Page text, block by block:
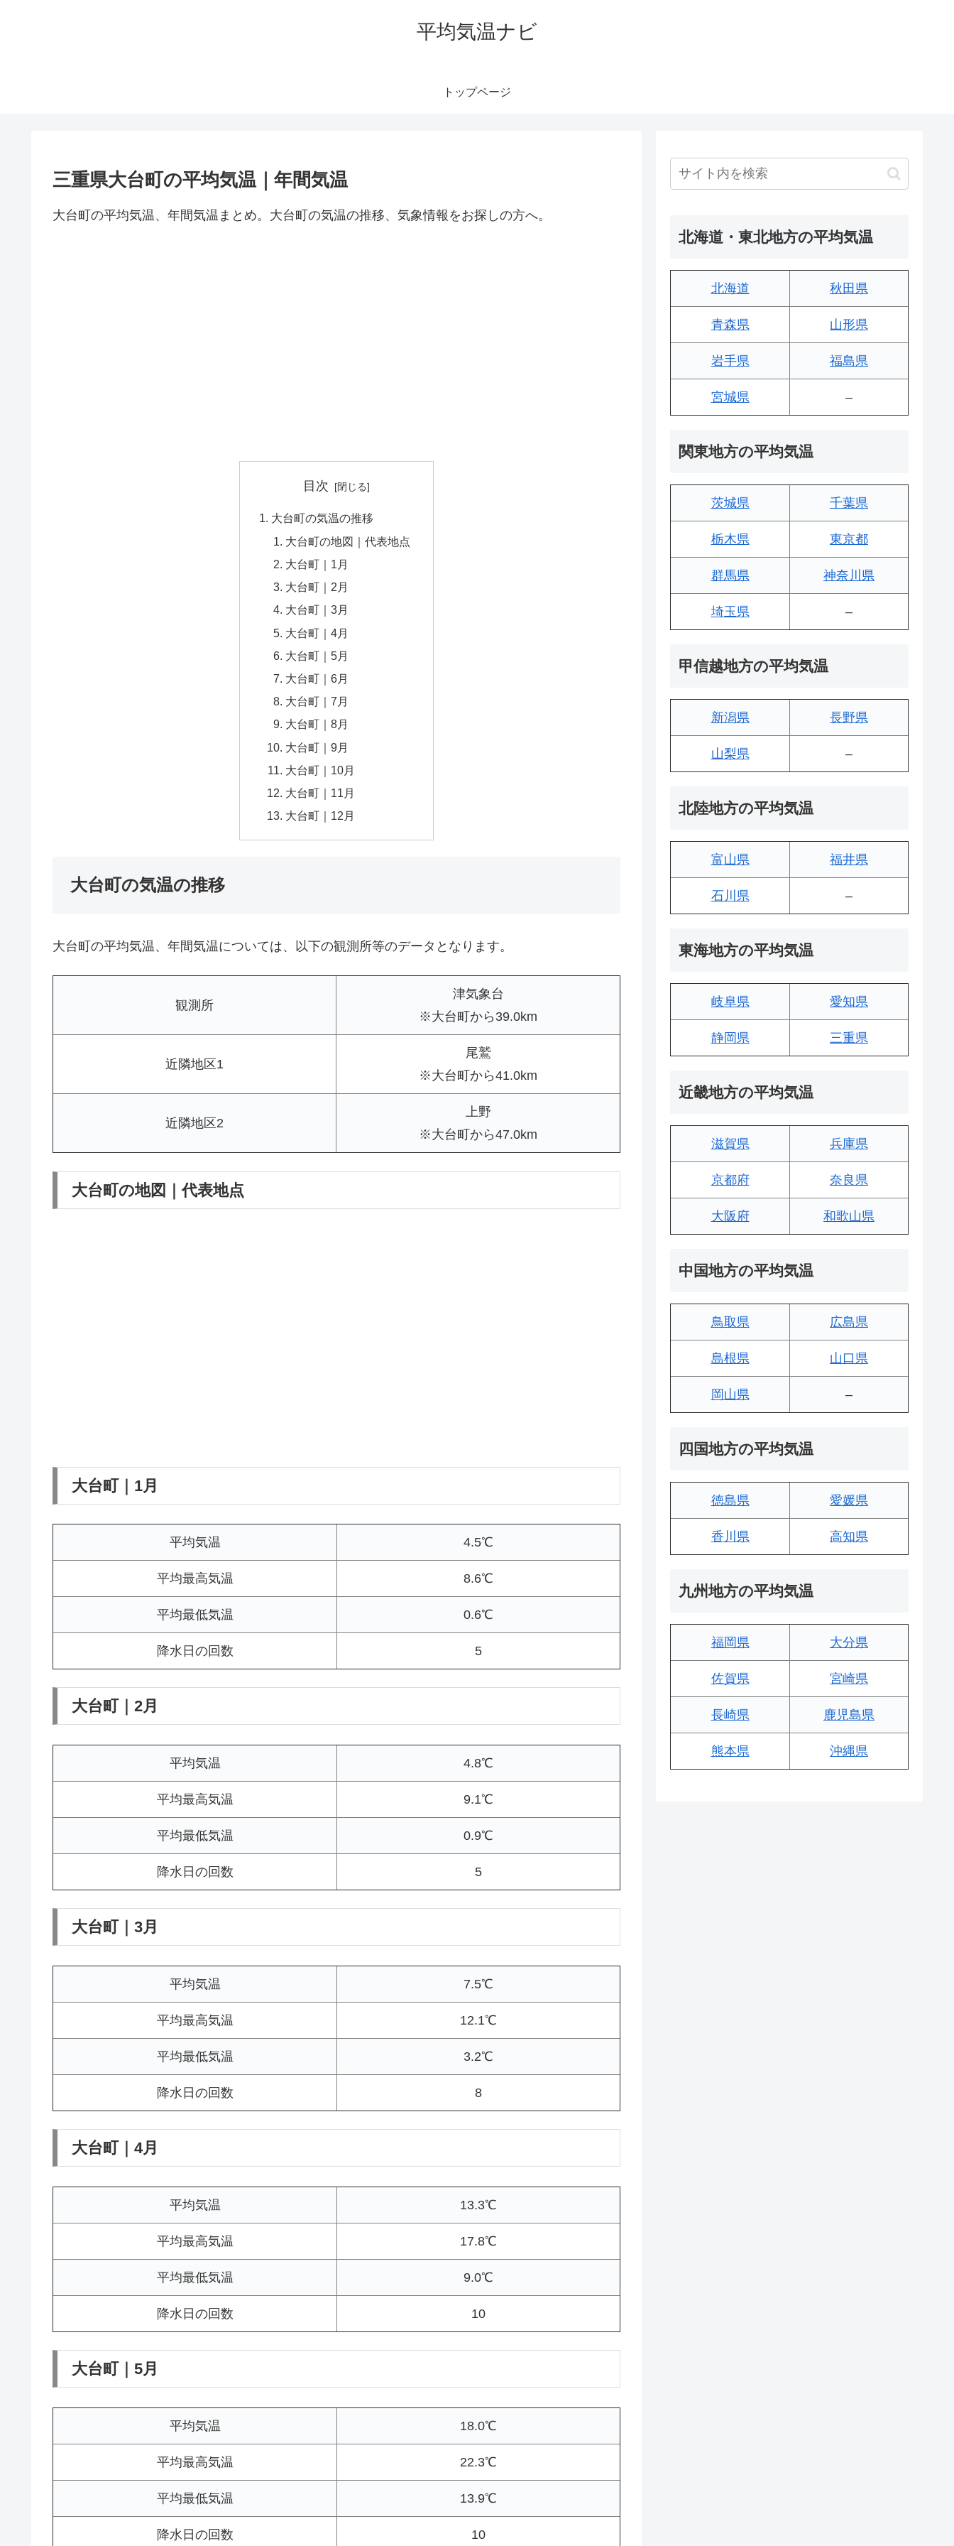
平均気温ナビ
トップページ
三重県大台町の平均気温｜年間気温
大台町の平均気温、年間気温まとめ。大台町の気温の推移、気象情報をお探しの方へ。
目次
大台町の気温の推移
大台町の地図｜代表地点
大台町｜1月
大台町｜2月
大台町｜3月
大台町｜4月
大台町｜5月
大台町｜6月
大台町｜7月
大台町｜8月
大台町｜9月
大台町｜10月
大台町｜11月
大台町｜12月
大台町の気温の推移
大台町の平均気温、年間気温については、以下の観測所等のデータとなります。
観測所
津気象台
※大台町から39.0km
近隣地区1
尾鷲
※大台町から41.0km
近隣地区2
上野
※大台町から47.0km
大台町の地図｜代表地点
大台町｜1月
平均気温 4.5℃
平均最高気温 8.6℃
平均最低気温 0.6℃
降水日の回数 5
大台町｜2月
平均気温 4.8℃
平均最高気温 9.1℃
平均最低気温 0.9℃
降水日の回数 5
大台町｜3月
平均気温 7.5℃
平均最高気温 12.1℃
平均最低気温 3.2℃
降水日の回数 8
大台町｜4月
平均気温 13.3℃
平均最高気温 17.8℃
平均最低気温 9.0℃
降水日の回数 10
大台町｜5月
平均気温 18.0℃
平均最高気温 22.3℃
平均最低気温 13.9℃
降水日の回数 10
北海道・東北地方の平均気温
北海道 秋田県
青森県 山形県
岩手県 福島県
宮城県 –
関東地方の平均気温
茨城県 千葉県
栃木県 東京都
群馬県 神奈川県
埼玉県 –
甲信越地方の平均気温
新潟県 長野県
山梨県 –
北陸地方の平均気温
富山県 福井県
石川県 –
東海地方の平均気温
岐阜県 愛知県
静岡県 三重県
近畿地方の平均気温
滋賀県 兵庫県
京都府 奈良県
大阪府 和歌山県
中国地方の平均気温
鳥取県 広島県
島根県 山口県
岡山県 –
四国地方の平均気温
徳島県 愛媛県
香川県 高知県
九州地方の平均気温
福岡県 大分県
佐賀県 宮崎県
長崎県 鹿児島県
熊本県 沖縄県